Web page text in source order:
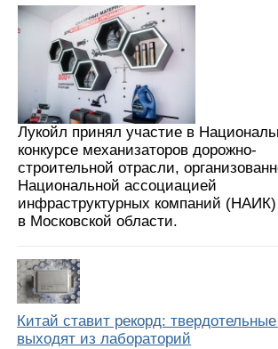
Лукойл принял участие в
конкурсе механизаторов дорожно-
строительной отрасли,
Национальной ассоциацией
инфраструктурных компаний (НАИК)
в Московской области.
Китай ставит рекорд:
выходят из лабораторий